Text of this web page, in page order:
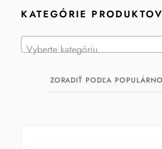
KATEGÓRIE PRODUKTOV
Vyberte kategóriu